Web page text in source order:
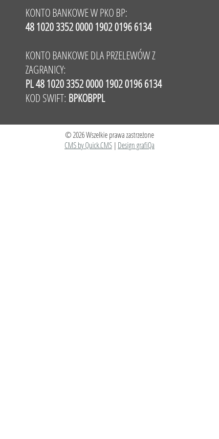
KONTO BANKOWE W PKO BP:
48 1020 3352 0000 1902 0196 6134
KONTO BANKOWE DLA PRZELEWÓW Z
ZAGRANICY:
PL 48 1020 3352 0000 1902 0196 6134
KOD SWIFT: BPKOBPPL
© 2026 Wszelkie prawa zastrzeżone
CMS by Quick.CMS | Design grafiQa